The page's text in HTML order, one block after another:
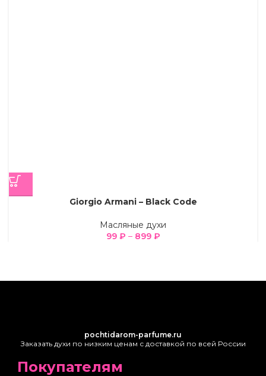
Giorgio Armani – Black Code
Масляные духи
99 ₽ – 899 ₽
pochtidarom-parfume.ru
Заказать духи по низким ценам с доставкой по всей России
Покупателям